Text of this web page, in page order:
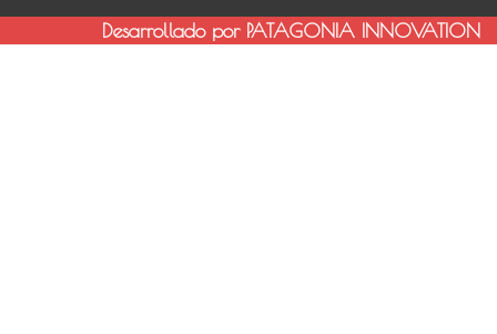
Desarrollado por PATAGONIA INNOVATION